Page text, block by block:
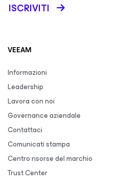
ISCRIVITI
VEEAM
Informazioni
Leadership
Lavora con noi
Governance aziendale
Contattaci
Comunicati stampa
Centro risorse del marchio
Trust Center